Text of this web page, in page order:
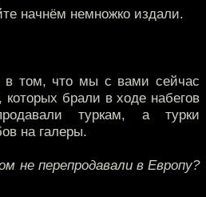
начнём немножко издали.
в том, что мы с вами сейчас
которых брали в ходе набегов
туркам, а турки
на галеры.
не перепродавали в Европу?